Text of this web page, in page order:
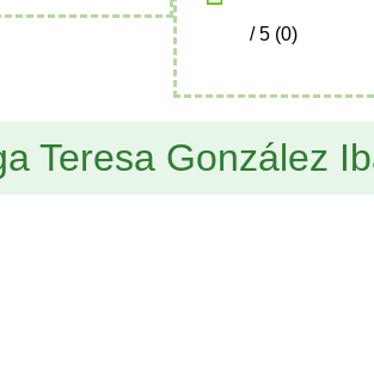
/ 5 (0)
Teresa González